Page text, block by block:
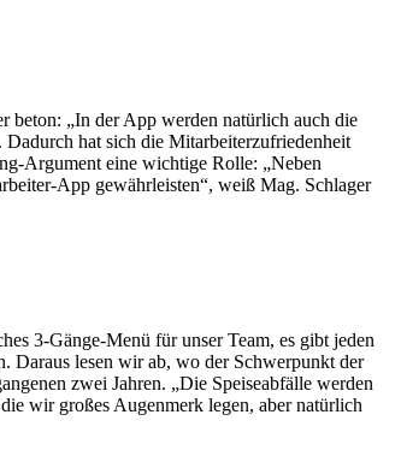
beton: „In der App werden natürlich auch die
hat sich die Mitarbeiterzufriedenheit
Argument eine wichtige Rolle: „Neben
App gewährleisten“, weiß Mag. Schlager
3-Gänge-Menü für unser Team, es gibt jeden
Daraus lesen wir ab, wo der Schwerpunkt der
zwei Jahren. „Die Speiseabfälle werden
wir großes Augenmerk legen, aber natürlich